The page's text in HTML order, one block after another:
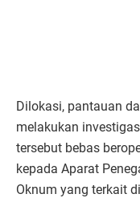
Dilokasi, pantauan
melakukan
tersebut bebas
kepada Aparat
Oknum yang terkait